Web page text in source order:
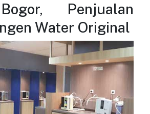
Penjualan
Water Original